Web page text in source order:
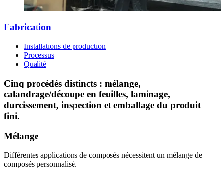
Fabrication
Installations de production
Processus
Qualité
Cinq procédés distincts : mélange,
calandrage/découpe en feuilles, laminage,
durcissement, inspection et emballage du produit
fini.
Mélange
Différentes applications de composés nécessitent un mélange de
composés personnalisé.